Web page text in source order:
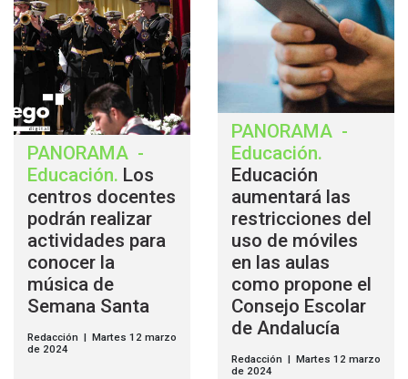
PANORAMA -
Educación. Los
centros docentes
podrán realizar
actividades para
conocer la
música de
Semana Santa
Redacción | Martes 12 marzo
de 2024
PANORAMA -
Educación.
Educación
aumentará las
restricciones del
uso de móviles
en las aulas
como propone el
Consejo Escolar
de Andalucía
Redacción | Martes 12 marzo
de 2024